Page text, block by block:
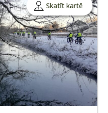
Skatīt kartē